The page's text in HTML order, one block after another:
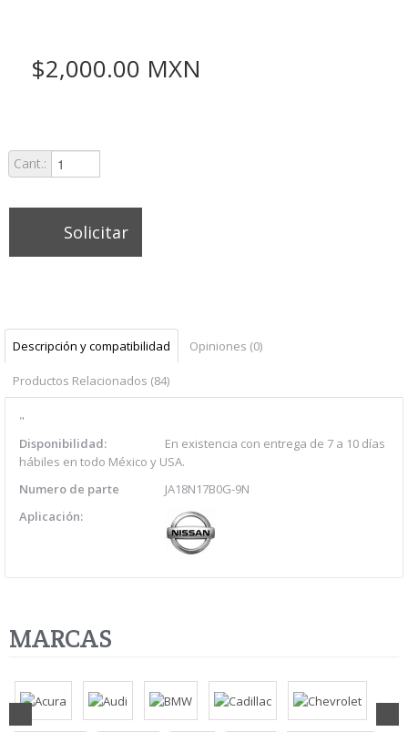
$2,000.00 MXN
Cant.:
Solicitar
Descripción y compatibilidad Opiniones (0)
Productos Relacionados (84)
"
Disponibilidad:
En existencia con entrega de 7 a 10 días
hábiles en todo México y USA.
Numero de parte
JA18N17B0G-9N
Aplicación:
MARCAS